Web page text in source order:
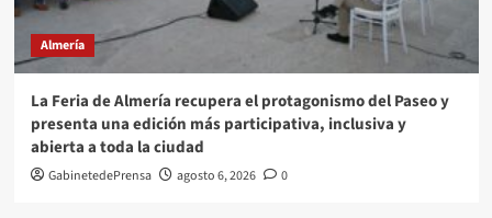
Almería
La Feria de Almería recupera el protagonismo del Paseo y
presenta una edición más participativa, inclusiva y
abierta a toda la ciudad
GabinetedePrensa agosto 6, 2026 0